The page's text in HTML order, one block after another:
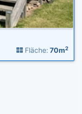
Fläche: 70m2